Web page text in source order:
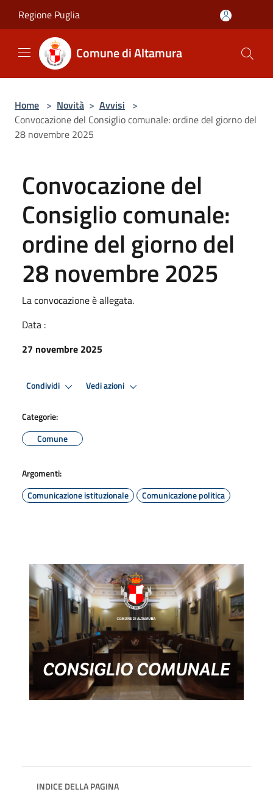
Regione Puglia
Comune di Altamura
Home > Novità > Avvisi >
Convocazione del Consiglio comunale: ordine del giorno del
28 novembre 2025
Convocazione del
Consiglio comunale:
ordine del giorno del
28 novembre 2025
La convocazione è allegata.
Data :
27 novembre 2025
Condividi Vedi azioni
Categorie:
Comune
Argomenti:
Comunicazione istituzionale
Comunicazione politica
INDICE DELLA PAGINA